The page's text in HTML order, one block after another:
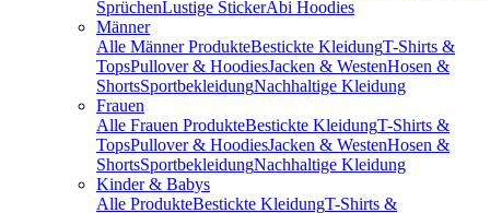
SprüchenLustige StickerAbi Hoodies
Männer
Alle Männer ProdukteBestickte KleidungT-Shirts &
TopsPullover & HoodiesJacken & WestenHosen &
ShortsSportbekleidungNachhaltige Kleidung
Frauen
Alle Frauen ProdukteBestickte KleidungT-Shirts &
TopsPullover & HoodiesJacken & WestenHosen &
ShortsSportbekleidungNachhaltige Kleidung
Kinder & Babys
Alle ProdukteBestickte KleidungT-Shirts &